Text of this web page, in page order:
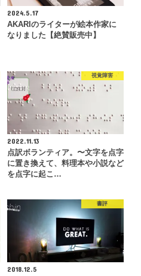
2024.5.17
AKARIのライターが絵本作家に
なりました【絶賛販売中】
視覚障害
2022.11.13
点訳ボランティア。〜文字を点字
に置き換えて、料理本や小説など
を点字に起こ…
書評
2018.12.5